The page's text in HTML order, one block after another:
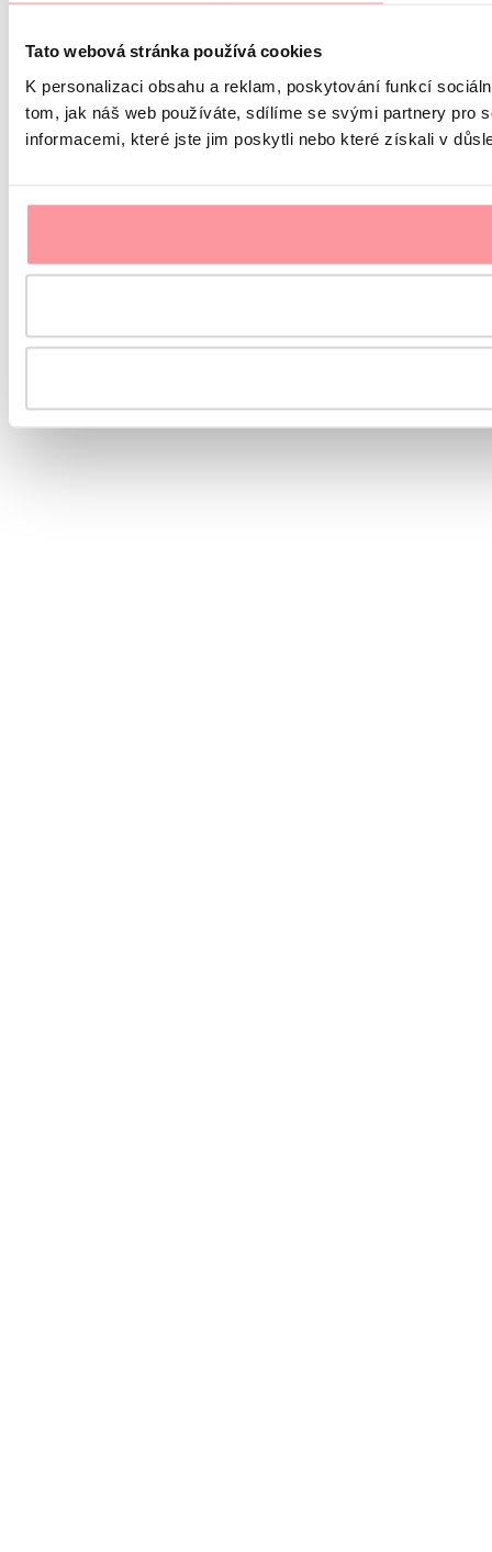
Tato webová stránka používá cookies
K personalizaci obsahu a reklam, poskytování funkcí
tom, jak náš web používáte, sdílíme se svými partnery pro
informacemi, které jste jim poskytli nebo které získali v